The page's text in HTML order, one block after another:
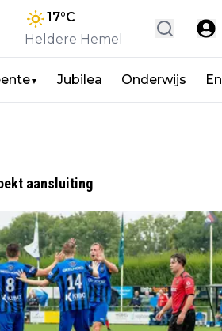
17°C
Heldere Hemel
▼ Jubilea Onderwijs
aansluiting